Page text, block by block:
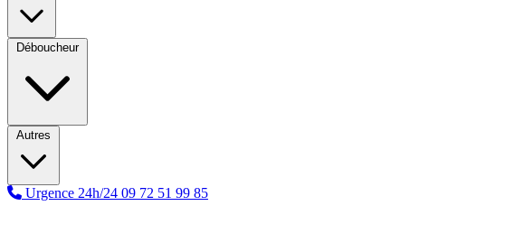
Déboucheur
Autres
Urgence 24h/24 09 72 51 99 85